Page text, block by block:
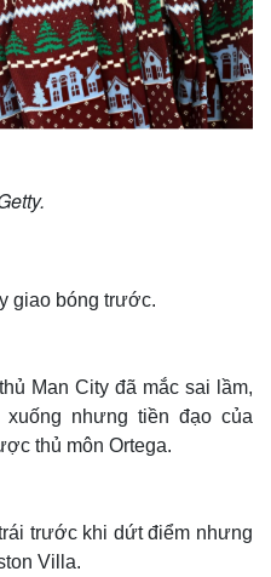
Tin Công nghệ
Trải nghiệm
Chuyển đổi số
giao bóng trước.
Man City đã mắc sai lầm,
nhưng tiền đạo của
thủ môn Ortega.
trước khi dứt điểm nhưng
Villa.